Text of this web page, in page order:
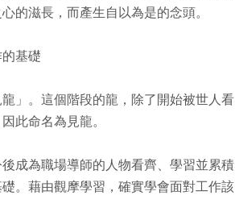
的滋長，而產生自以為是的念頭。
基礎
」。這個階段的龍，除了開始被世人看
此命名為見龍。
成為職場導師的人物看齊、學習並累積
。藉由觀摩學習，確實學會面對工作該